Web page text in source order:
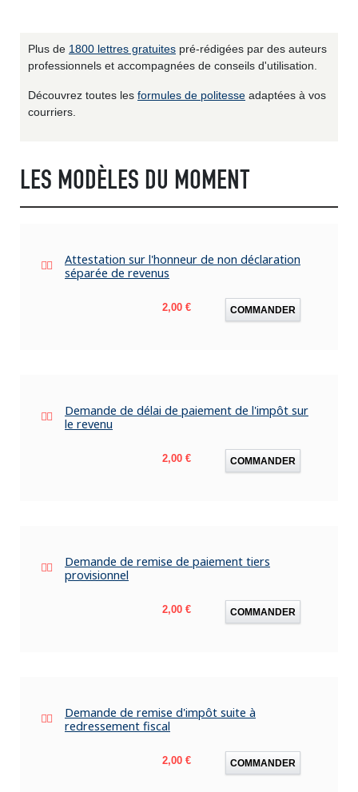
Plus de 1800 lettres gratuites pré-rédigées par des auteurs
professionnels et accompagnées de conseils d'utilisation.
Découvrez toutes les formules de politesse adaptées à vos
courriers.
LES MODÈLES DU MOMENT
Attestation sur l'honneur de non déclaration
séparée de revenus
Prix
2,00 € COMMANDER
Demande de délai de paiement de l'impôt sur
le revenu
Prix
2,00 € COMMANDER
Demande de remise de paiement tiers
provisionnel
Prix
2,00 € COMMANDER
Demande de remise d'impôt suite à
redressement fiscal
Prix
2,00 € COMMANDER